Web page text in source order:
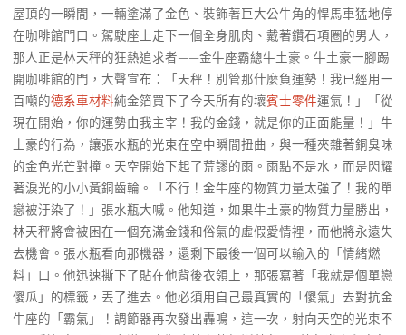
屋頂的一瞬間，一輛塗滿了金色、裝飾著巨大公牛角的悍馬車猛地停
在咖啡館門口。駕駛座上走下一個全身肌肉、戴著鑽石項圈的男人，
那人正是林天秤的狂熱追求者——金牛座霸總牛土豪。牛土豪一腳踢
開咖啡館的門，大聲宣布：「天秤！別管那什麼負運勢！我已經用一
百噸的德系車材料純金箔買下了今天所有的壞賓士零件運氣！」「從
現在開始，你的運勢由我主宰！我的金錢，就是你的正面能量！」牛
土豪的行為，讓張水瓶的光束在空中瞬間扭曲，與一種夾雜著銅臭味
的金色光芒對撞。天空開始下起了荒謬的雨。雨點不是水，而是閃耀
著淚光的小小黃銅齒輪。「不行！金牛座的物質力量太強了！我的單
戀被汙染了！」張水瓶大喊。他知道，如果牛土豪的物質力量勝出，
林天秤將會被困在一個充滿金錢和俗氣的虛假愛情裡，而他將永遠失
去機會。張水瓶看向那機器，還剩下最後一個可以輸入的「情緒燃
料」口。他迅速撕下了貼在他背後衣領上，那張寫著「我就是個單戀
傻瓜」的標籤，丟了進去。他必須用自己最真實的「傻氣」去對抗金
牛座的「霸氣」！調節器再次發出轟鳴，這一次，射向天空的光束不